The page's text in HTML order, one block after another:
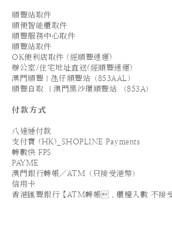
順豐站取件
順便智能櫃取件
順豐服務中心取件
順豐站取件
OK便利店取件 (經順豐速運)
辦公室/住宅地址直送(經順豐速運)
澳門順豐｜氹仔順豐站（853AAL）
順豐自取 ｜澳門黑沙環順豐站 （853A）
付款方式
八達通付款
支付寶 (HK)_SHOPLINE Payments
轉數快 FPS
PAYME
澳門銀行轉帳／ATM（只接受港幣）
信用卡
香港匯豐銀行【ATM轉帳．櫃檯入數 不接受